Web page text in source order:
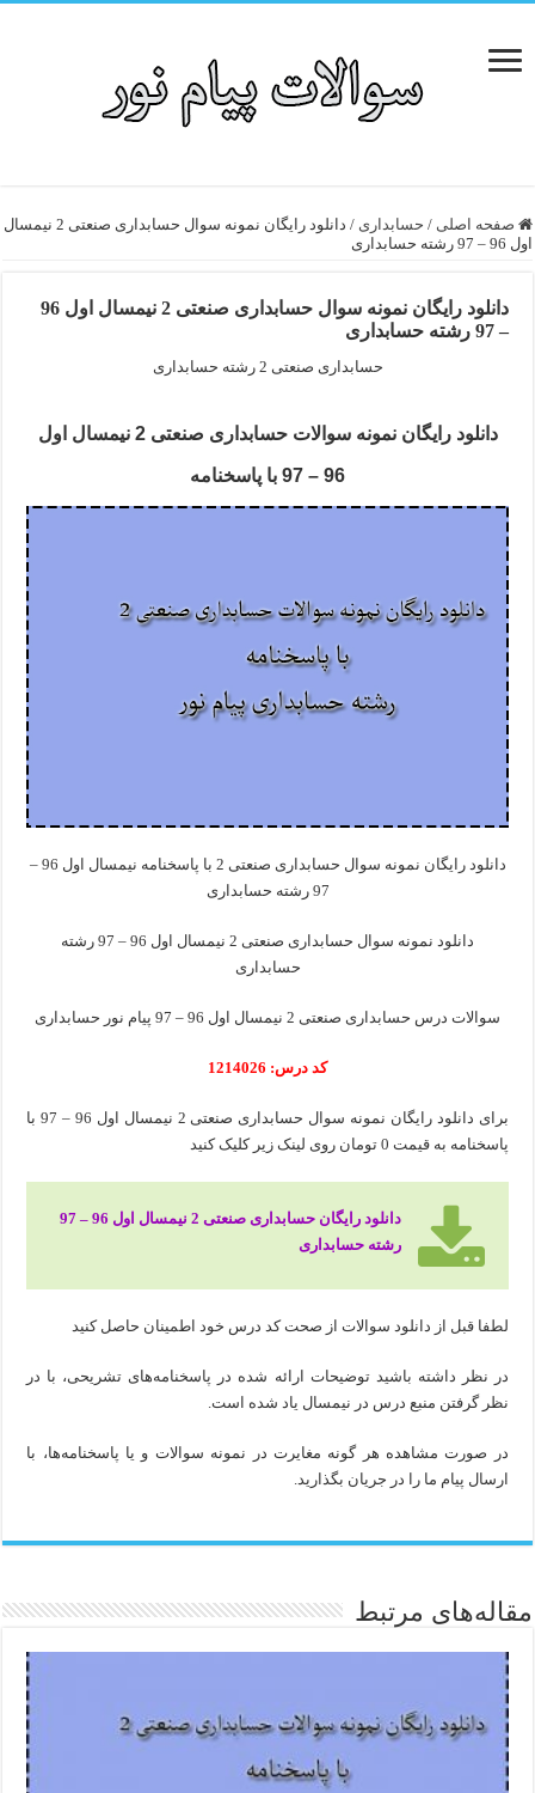
صفحه اصلی / حسابداری /
دانلود رایگان نمونه سوال حسابداری صنعتی 2 نیمسال
اول 96 – 97 رشته حسابداری
دانلود رایگان نمونه سوال حسابداری صنعتی 2 نیمسال اول 96
– 97 رشته حسابداری
حسابداری صنعتی 2 رشته حسابداری
دانلود رایگان نمونه سوالات حسابداری صنعتی 2 نیمسال اول
96 – 97 با پاسخنامه
دانلود رایگان نمونه سوال حسابداری صنعتی 2 با پاسخنامه نیمسال اول 96 –
97 رشته حسابداری
دانلود نمونه سوال حسابداری صنعتی 2 نیمسال اول 96 – 97 رشته
حسابداری
سوالات درس حسابداری صنعتی 2 نیمسال اول 96 – 97 پیام نور حسابداری
کد درس: 1214026
برای دانلود رایگان نمونه سوال حسابداری صنعتی 2 نیمسال اول 96 – 97 با
پاسخنامه به قیمت 0 تومان روی لینک زیر کلیک کنید
دانلود رایگان حسابداری صنعتی 2 نیمسال اول 96 – 97
رشته حسابداری
لطفا قبل از دانلود سوالات از صحت کد درس خود اطمینان حاصل کنید
در نظر داشته باشید توضیحات ارائه شده در پاسخنامه‌های تشریحی، با در
نظر گرفتن منبع درس در نیمسال یاد شده است.
در صورت مشاهده هر گونه مغایرت در نمونه سوالات و یا پاسخنامه‌ها، با
ارسال پیام ما را در جریان بگذارید.
مقاله‌های مرتبط